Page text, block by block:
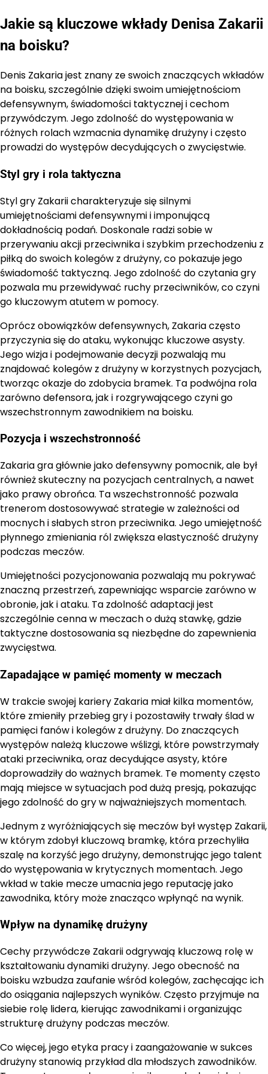
Jakie są kluczowe wkłady Denisa Zakarii
na boisku?
Denis Zakaria jest znany ze swoich znaczących wkładów
na boisku, szczególnie dzięki swoim umiejętnościom
defensywnym, świadomości taktycznej i cechom
przywódczym. Jego zdolność do występowania w
różnych rolach wzmacnia dynamikę drużyny i często
prowadzi do występów decydujących o zwycięstwie.
Styl gry i rola taktyczna
Styl gry Zakarii charakteryzuje się silnymi
umiejętnościami defensywnymi i imponującą
dokładnością podań. Doskonale radzi sobie w
przerywaniu akcji przeciwnika i szybkim przechodzeniu z
piłką do swoich kolegów z drużyny, co pokazuje jego
świadomość taktyczną. Jego zdolność do czytania gry
pozwala mu przewidywać ruchy przeciwników, co czyni
go kluczowym atutem w pomocy.
Oprócz obowiązków defensywnych, Zakaria często
przyczynia się do ataku, wykonując kluczowe asysty.
Jego wizja i podejmowanie decyzji pozwalają mu
znajdować kolegów z drużyny w korzystnych pozycjach,
tworząc okazje do zdobycia bramek. Ta podwójna rola
zarówno defensora, jak i rozgrywającego czyni go
wszechstronnym zawodnikiem na boisku.
Pozycja i wszechstronność
Zakaria gra głównie jako defensywny pomocnik, ale był
również skuteczny na pozycjach centralnych, a nawet
jako prawy obrońca. Ta wszechstronność pozwala
trenerom dostosowywać strategie w zależności od
mocnych i słabych stron przeciwnika. Jego umiejętność
płynnego zmieniania ról zwiększa elastyczność drużyny
podczas meczów.
Umiejętności pozycjonowania pozwalają mu pokrywać
znaczną przestrzeń, zapewniając wsparcie zarówno w
obronie, jak i ataku. Ta zdolność adaptacji jest
szczególnie cenna w meczach o dużą stawkę, gdzie
taktyczne dostosowania są niezbędne do zapewnienia
zwycięstwa.
Zapadające w pamięć momenty w meczach
W trakcie swojej kariery Zakaria miał kilka momentów,
które zmieniły przebieg gry i pozostawiły trwały ślad w
pamięci fanów i kolegów z drużyny. Do znaczących
występów należą kluczowe wślizgi, które powstrzymały
ataki przeciwnika, oraz decydujące asysty, które
doprowadziły do ważnych bramek. Te momenty często
mają miejsce w sytuacjach pod dużą presją, pokazując
jego zdolność do gry w najważniejszych momentach.
Jednym z wyróżniających się meczów był występ Zakarii,
w którym zdobył kluczową bramkę, która przechyliła
szalę na korzyść jego drużyny, demonstrując jego talent
do występowania w krytycznych momentach. Jego
wkład w takie mecze umacnia jego reputację jako
zawodnika, który może znacząco wpłynąć na wynik.
Wpływ na dynamikę drużyny
Cechy przywódcze Zakarii odgrywają kluczową rolę w
kształtowaniu dynamiki drużyny. Jego obecność na
boisku wzbudza zaufanie wśród kolegów, zachęcając ich
do osiągania najlepszych wyników. Często przyjmuje na
siebie rolę lidera, kierując zawodnikami i organizując
strukturę drużyny podczas meczów.
Co więcej, jego etyka pracy i zaangażowanie w sukces
drużyny stanowią przykład dla młodszych zawodników.